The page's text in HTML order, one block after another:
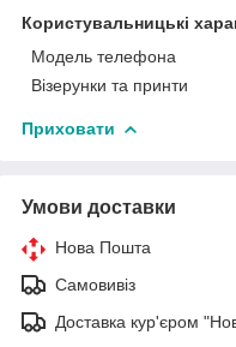
Користувальницькі
Модель телефона
Візерунки та принти
Приховати
Умови доставки
Нова Пошта
Самовивіз
Доставка кур'єром